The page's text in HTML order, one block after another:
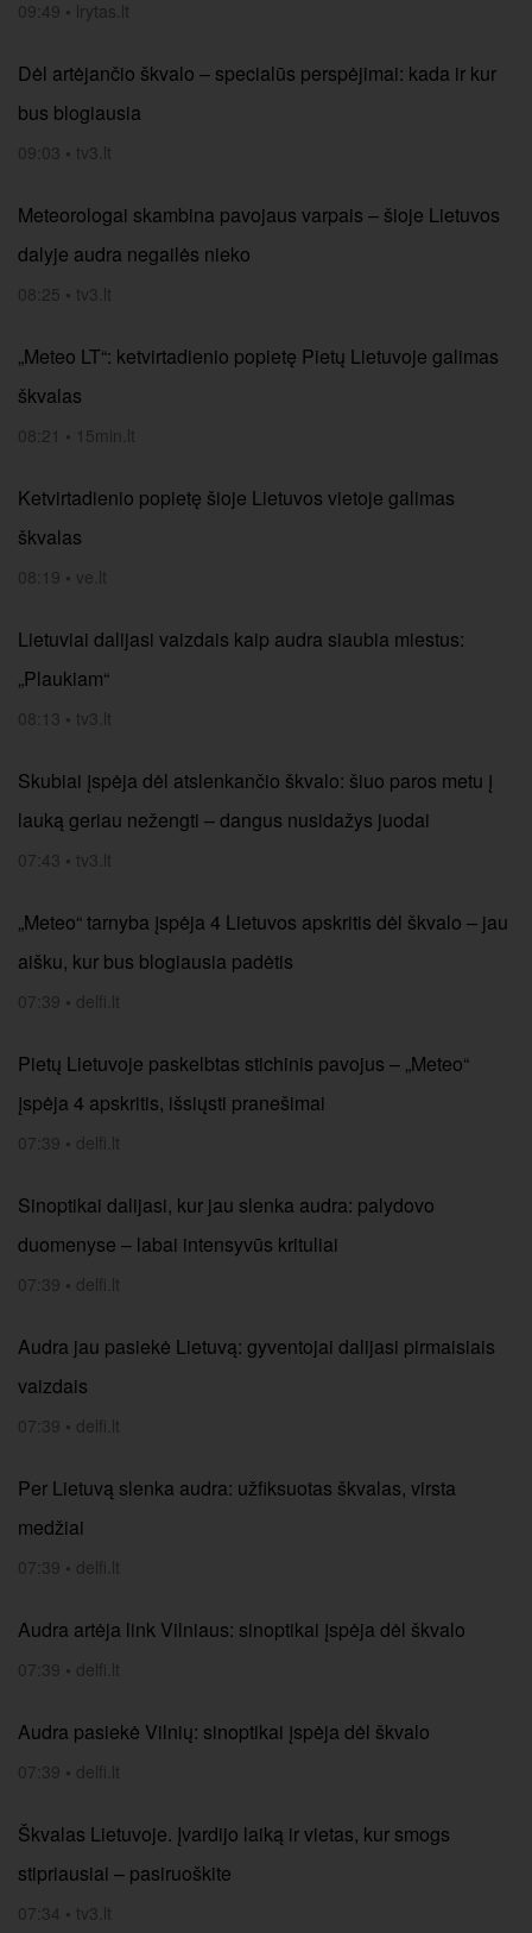
09:49 • lrytas.lt
Dėl artėjančio škvalo – specialūs perspėjimai: kada ir kur
bus blogiausia
09:03 • tv3.lt
Meteorologai skambina pavojaus varpais – šioje Lietuvos
dalyje audra negailės nieko
08:25 • tv3.lt
„Meteo LT“: ketvirtadienio popietę Pietų Lietuvoje galimas
škvalas
08:21 • 15min.lt
Ketvirtadienio popietę šioje Lietuvos vietoje galimas
škvalas
08:19 • ve.lt
Lietuviai dalijasi vaizdais kaip audra siaubia miestus:
„Plaukiam“
08:13 • tv3.lt
Skubiai įspėja dėl atslenkančio škvalo: šiuo paros metu į
lauką geriau nežengti – dangus nusidažys juodai
07:43 • tv3.lt
„Meteo“ tarnyba įspėja 4 Lietuvos apskritis dėl škvalo – jau
aišku, kur bus blogiausia padėtis
07:39 • delfi.lt
Pietų Lietuvoje paskelbtas stichinis pavojus – „Meteo“
įspėja 4 apskritis, išsiųsti pranešimai
07:39 • delfi.lt
Sinoptikai dalijasi, kur jau slenka audra: palydovo
duomenyse – labai intensyvūs krituliai
07:39 • delfi.lt
Audra jau pasiekė Lietuvą: gyventojai dalijasi pirmaisiais
vaizdais
07:39 • delfi.lt
Per Lietuvą slenka audra: užfiksuotas škvalas, virsta
medžiai
07:39 • delfi.lt
Audra artėja link Vilniaus: sinoptikai įspėja dėl škvalo
07:39 • delfi.lt
Audra pasiekė Vilnių: sinoptikai įspėja dėl škvalo
07:39 • delfi.lt
Škvalas Lietuvoje. Įvardijo laiką ir vietas, kur smogs
stipriausiai – pasiruoškite
07:34 • tv3.lt